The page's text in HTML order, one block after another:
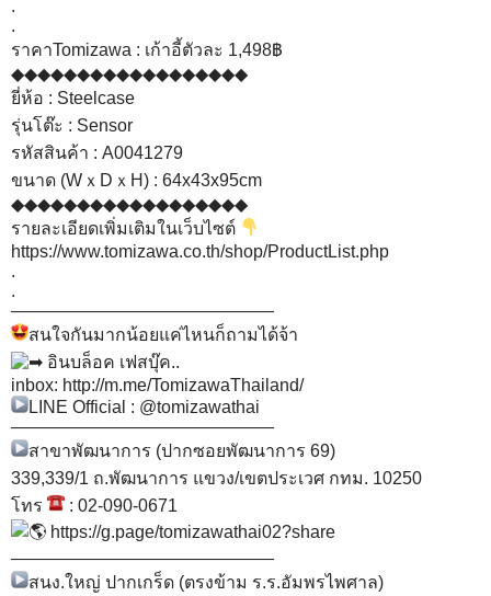
◆◆◆◆◆◆◆◆◆◆◆◆◆◆◆◆◆◆
รายละเอียดเพิ่มเติมในเว็บไซต์
https://www.tomizawa.co.th/shop/Detail.php…
.
.
.
ราคาTomizawa : เก้าอี้ตัวละ 1,498฿
ยี่ห้อ : Steelcase
รุ่นโต๊ะ : Sensor
รหัสสินค้า : A0041279
ขนาด (WｘDｘH) : 64x43x95cm
◆◆◆◆◆◆◆◆◆◆◆◆◆◆◆◆◆◆
รายละเอียดเพิ่มเติมในเว็บไซต์
https://www.tomizawa.co.th/shop/ProductList.php
.
.
———————————————
สนใจกันมากน้อยแค่ไหนก็ถามได้จ้า
อินบล็อค เฟสบุ๊ค..
inbox:http://m.me/TomizawaThailand/
LINE Official : @tomizawathai
———————————————
สาขาพัฒนาการ (ปากซอยพัฒนาการ 69)
339,339/1 ถ.พัฒนาการ แขวง/เขตประเวศ กทม. 10250